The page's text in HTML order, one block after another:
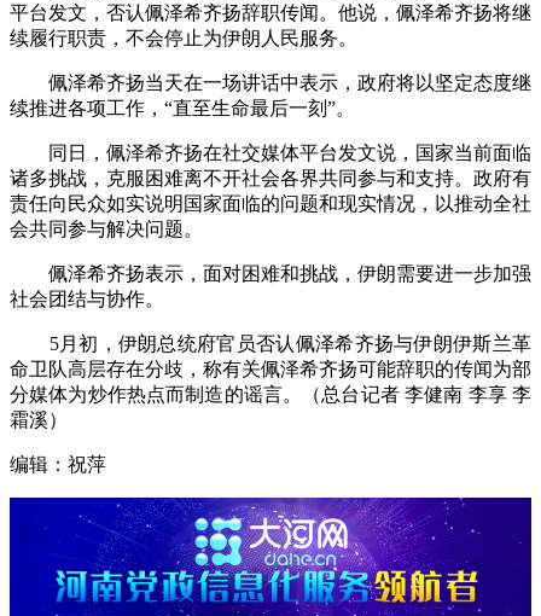
平台发文，否认佩泽希齐扬辞职传闻。他说，佩泽希齐扬将继
续履行职责，不会停止为伊朗人民服务。
佩泽希齐扬当天在一场讲话中表示，政府将以坚定态度继
续推进各项工作，“直至生命最后一刻”。
同日，佩泽希齐扬在社交媒体平台发文说，国家当前面临
诸多挑战，克服困难离不开社会各界共同参与和支持。政府有
责任向民众如实说明国家面临的问题和现实情况，以推动全社
会共同参与解决问题。
佩泽希齐扬表示，面对困难和挑战，伊朗需要进一步加强
社会团结与协作。
5月初，伊朗总统府官员否认佩泽希齐扬与伊朗伊斯兰革
命卫队高层存在分歧，称有关佩泽希齐扬可能辞职的传闻为部
分媒体为炒作热点而制造的谣言。（总台记者 李健南 李享 李
霜溪）
编辑：祝萍